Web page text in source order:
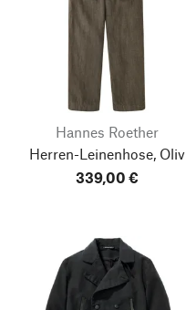
Hannes Roether
Herren-Leinenhose, Oliv
339,00 €